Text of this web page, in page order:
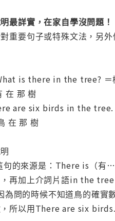
最詳實，在家自學沒問題！
重要句子或特殊文法，另
is there in the tree? ＝
在 那 樹
are six birds in the tree.
在 那 樹
句的來源是：There is（
再加上介詞片語in the
為問的時候不知道鳥的確實
所以用There are six